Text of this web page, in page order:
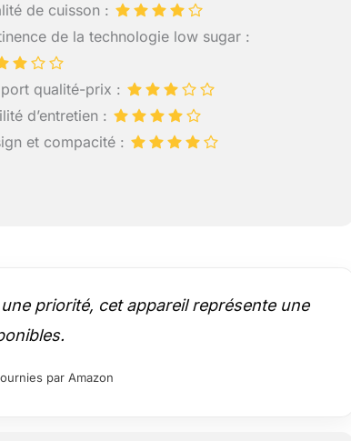
de cuisson :
de la technologie low sugar :
qualité-prix :
d’entretien :
et compacité :
priorité, cet appareil représente une
par Amazon